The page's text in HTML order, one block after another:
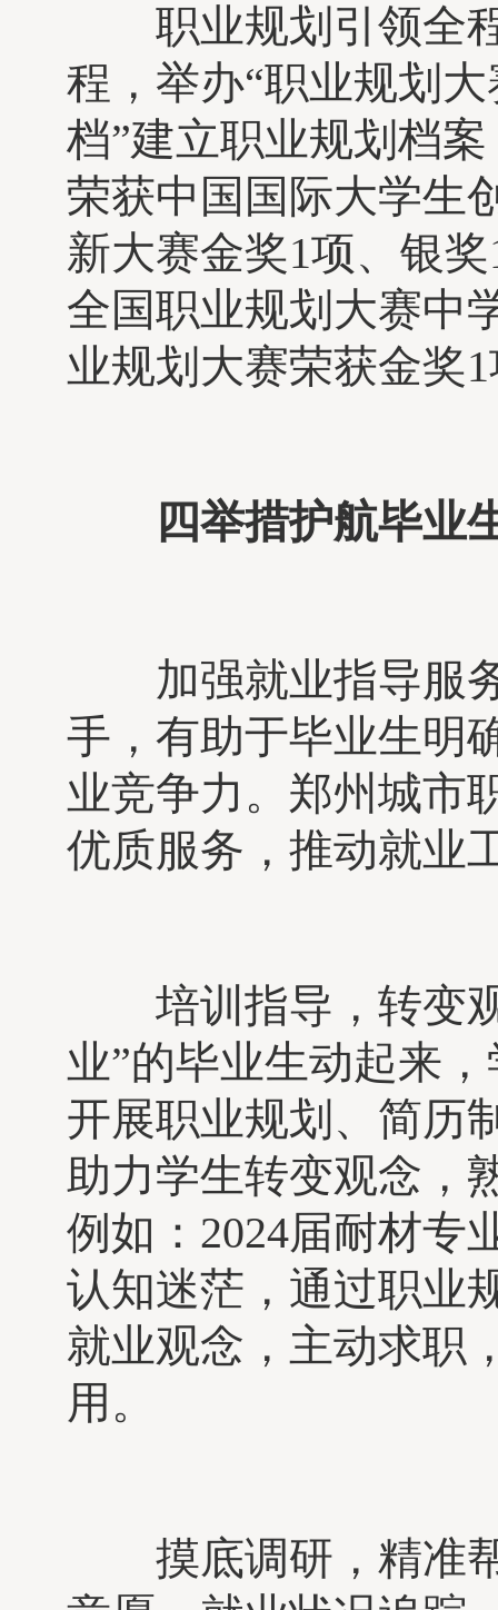
职业规划引领全程
程，举办“职业规划
档”建立职业规划档
荣获中国国际大学生
新大赛金奖1项、银
全国职业规划大赛中
业规划大赛荣获金奖
四举措护航毕业
加强就业指导服务
手，有助于毕业生明
业竞争力。郑州城市
优质服务，推动就业
培训指导，转变观
业”的毕业生动起来
开展职业规划、简历
助力学生转变观念，
例如：2024届耐材专
认知迷茫，通过职业
就业观念，主动求职
用。
摸底调研，精准帮